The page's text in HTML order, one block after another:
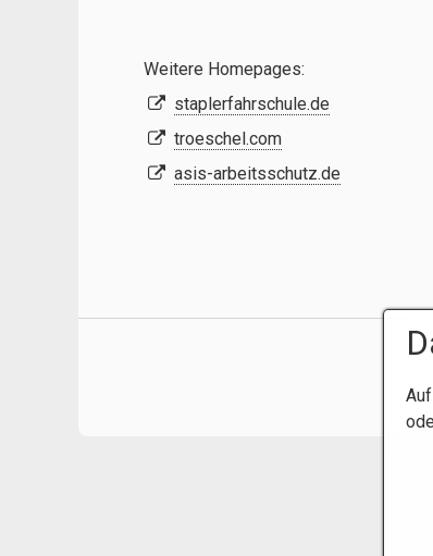
Weitere Homepages:
staplerfahrschule.de
troeschel.com
asis-arbeitsschutz.de